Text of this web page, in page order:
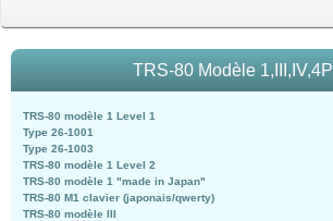
TRS-80 Modèle 1,III,IV,4P
TRS-80 modèle 1 Level 1
Type 26-1001
Type 26-1003
TRS-80 modèle 1 Level 2
TRS-80 modèle 1 "made in Japan"
TRS-80 M1 clavier (japonais/qwerty)
TRS-80 modèle III